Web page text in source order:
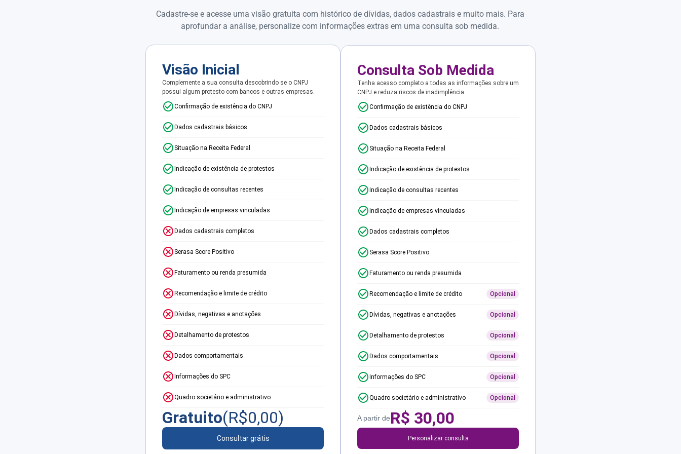
Cadastre-se e acesse uma visão gratuita com histórico de dívidas, dados cadastrais e muito mais. Para
aprofundar a análise, personalize com informações extras em uma consulta sob medida.
Visão Inicial
Complemente a sua consulta descobrindo se o CNPJ
possui algum protesto com bancos e outras empresas.
Confirmação de existência do CNPJ
Dados cadastrais básicos
Situação na Receita Federal
Indicação de existência de protestos
Indicação de consultas recentes
Indicação de empresas vinculadas
Dados cadastrais completos
Serasa Score Positivo
Faturamento ou renda presumida
Recomendação e limite de crédito
Dívidas, negativas e anotações
Detalhamento de protestos
Dados comportamentais
Informações do SPC
Quadro societário e administrativo
Gratuito(R$0,00)
Consultar grátis
Consulta Sob Medida
Tenha acesso completo a todas as informações sobre um
CNPJ e reduza riscos de inadimplência.
Confirmação de existência do CNPJ
Dados cadastrais básicos
Situação na Receita Federal
Indicação de existência de protestos
Indicação de consultas recentes
Indicação de empresas vinculadas
Dados cadastrais completos
Serasa Score Positivo
Faturamento ou renda presumida
Recomendação e limite de crédito Opcional
Dívidas, negativas e anotações Opcional
Detalhamento de protestos Opcional
Dados comportamentais Opcional
Informações do SPC Opcional
Quadro societário e administrativo Opcional
A partir deR$ 30,00
Personalizar consulta